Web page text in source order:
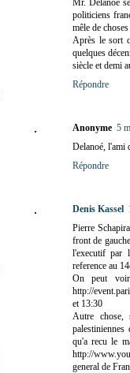
Mr. Delanoe
politiciens
mêle de
Après le sort
quelques
siècle et demi
Répondre
Anonyme 5
Delanoé, l'ami
Répondre
Denis Kassel
Pierre
front de
l'executif par
reference au
On peut
http://
et 13:30
Autre chose,
qu'a recu le
http://
general de